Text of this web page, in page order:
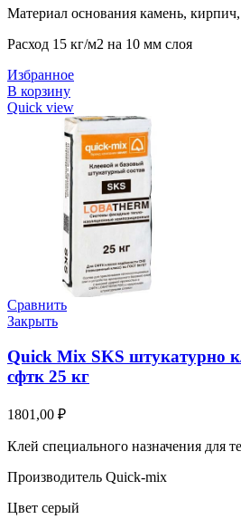
Материал основания камень,
Расход 15 кг/м2 на 10 мм слоя
Избранное
В корзину
Quick view
Сравнить
Закрыть
Quick Mix SKS штукатурно
сфтк 25 кг
1801,00 ₽
Клей специального назначения для
Производитель Quick-mix
Цвет серый